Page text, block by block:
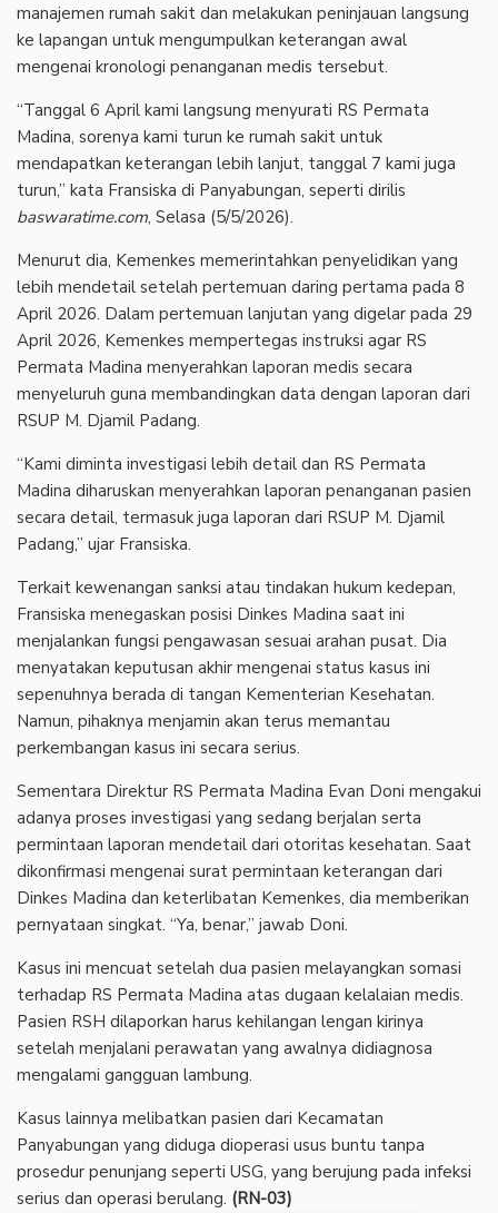
manajemen rumah sakit dan melakukan peninjauan langsung
ke lapangan untuk mengumpulkan keterangan awal
mengenai kronologi penanganan medis tersebut.
“Tanggal 6 April kami langsung menyurati RS Permata
Madina, sorenya kami turun ke rumah sakit untuk
mendapatkan keterangan lebih lanjut, tanggal 7 kami juga
turun,” kata Fransiska di Panyabungan, seperti dirilis
baswaratime.com, Selasa (5/5/2026).
Menurut dia, Kemenkes memerintahkan penyelidikan yang
lebih mendetail setelah pertemuan daring pertama pada 8
April 2026. Dalam pertemuan lanjutan yang digelar pada 29
April 2026, Kemenkes mempertegas instruksi agar RS
Permata Madina menyerahkan laporan medis secara
menyeluruh guna membandingkan data dengan laporan dari
RSUP M. Djamil Padang.
“Kami diminta investigasi lebih detail dan RS Permata
Madina diharuskan menyerahkan laporan penanganan pasien
secara detail, termasuk juga laporan dari RSUP M. Djamil
Padang,” ujar Fransiska.
Terkait kewenangan sanksi atau tindakan hukum kedepan,
Fransiska menegaskan posisi Dinkes Madina saat ini
menjalankan fungsi pengawasan sesuai arahan pusat. Dia
menyatakan keputusan akhir mengenai status kasus ini
sepenuhnya berada di tangan Kementerian Kesehatan.
Namun, pihaknya menjamin akan terus memantau
perkembangan kasus ini secara serius.
Sementara Direktur RS Permata Madina Evan Doni mengakui
adanya proses investigasi yang sedang berjalan serta
permintaan laporan mendetail dari otoritas kesehatan. Saat
dikonfirmasi mengenai surat permintaan keterangan dari
Dinkes Madina dan keterlibatan Kemenkes, dia memberikan
pernyataan singkat. “Ya, benar,” jawab Doni.
Kasus ini mencuat setelah dua pasien melayangkan somasi
terhadap RS Permata Madina atas dugaan kelalaian medis.
Pasien RSH dilaporkan harus kehilangan lengan kirinya
setelah menjalani perawatan yang awalnya didiagnosa
mengalami gangguan lambung.
Kasus lainnya melibatkan pasien dari Kecamatan
Panyabungan yang diduga dioperasi usus buntu tanpa
prosedur penunjang seperti USG, yang berujung pada infeksi
serius dan operasi berulang. (RN-03)